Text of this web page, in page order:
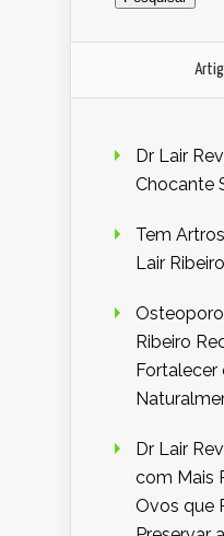
Dr Lair
Chocante
Tem
Lair
Ribeiro
Fortalecer
Dr Lair
com Mais
Ovos que